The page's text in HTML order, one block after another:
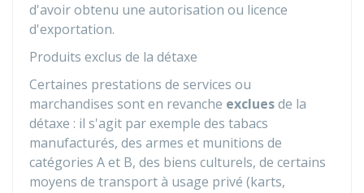
d'avoir obtenu une autorisation ou licence
d'exportation.
Produits exclus de la détaxe
Certaines prestations de services ou
marchandises sont en revanche excluesde la
détaxe : il s'agit par exemple des tabacs
manufacturés, des armes et munitions de
catégories A et B, des biens culturels, de certains
moyens de transport à usage privé (karts,